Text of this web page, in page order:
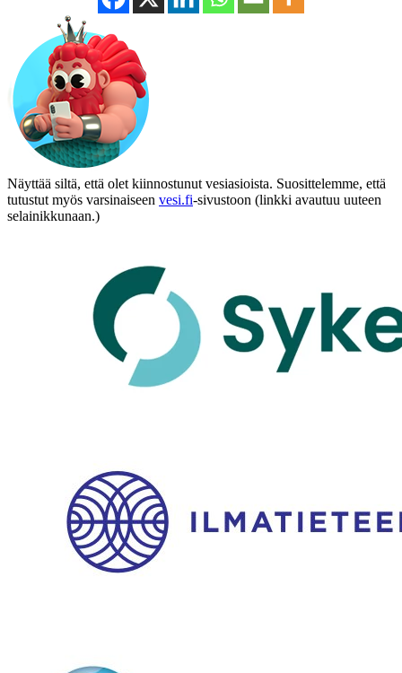
Näyttää siltä, että olet kiinnostunut vesiasioista. Suosittelemme, että
tutustut myös varsinaiseen vesi.fi-sivustoon (linkki avautuu uuteen
selainikkunaan.)